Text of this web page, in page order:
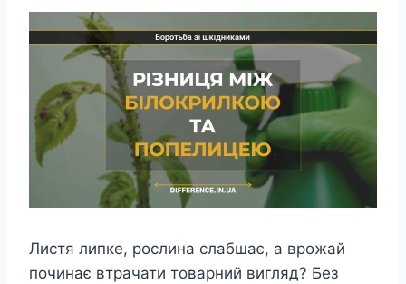
Листя липке, рослина слабшає, а врожай
починає втрачати товарний вигляд? Без